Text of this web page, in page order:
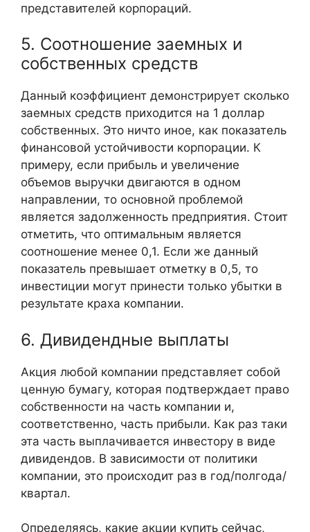
представителей корпораций.
5. Соотношение заемных и
собственных средств
Данный коэффициент демонстрирует сколько
заемных средств приходится на 1 доллар
собственных. Это ничто иное, как показатель
финансовой устойчивости корпорации. К
примеру, если прибыль и увеличение
объемов выручки двигаются в одном
направлении, то основной проблемой
является задолженность предприятия. Стоит
отметить, что оптимальным является
соотношение менее 0,1. Если же данный
показатель превышает отметку в 0,5, то
инвестиции могут принести только убытки в
результате краха компании.
6. Дивидендные выплаты
Акция любой компании представляет собой
ценную бумагу, которая подтверждает право
собственности на часть компании и,
соответственно, часть прибыли. Как раз таки
эта часть выплачивается инвестору в виде
дивидендов. В зависимости от политики
компании, это происходит раз в год/полгода/
квартал.
Определяясь, какие акции купить сейчас,